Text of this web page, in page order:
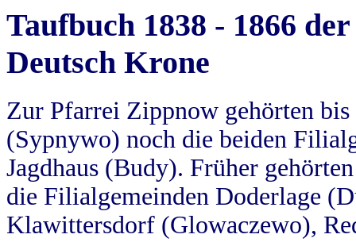
Taufbuch 1838 - 1866
Deutsch Krone
Zur Pfarrei Zippnow gehörten
(Sypnywo) noch die beiden
Jagdhaus (Budy). Früher
die Filialgemeinden Doderlage
Klawittersdorf (Glowaczewo),